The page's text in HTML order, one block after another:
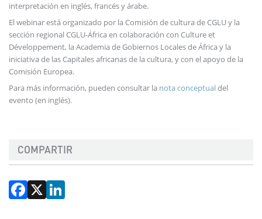
interpretación en inglés, francés y árabe.
El webinar está organizado por la Comisión de cultura de CGLU y la
sección regional CGLU-África en colaboración con Culture et
Développement, la Academia de Gobiernos Locales de África y la
iniciativa de las Capitales africanas de la cultura, y con el apoyo de la
Comisión Europea.
Para más información, pueden consultar la nota conceptualdel
evento (en inglés).
COMPARTIR
Facebook
X